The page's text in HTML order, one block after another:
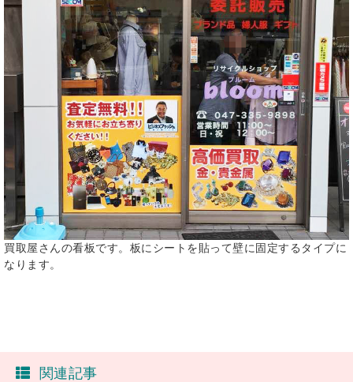
買取屋さんの看板です。板にシートを貼って壁に固定するタイプに
なります。
関連記事